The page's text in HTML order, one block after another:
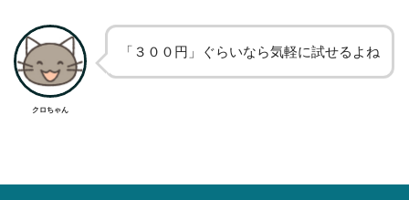
クロちゃん
「３００円」ぐらいなら気軽に試せるよね